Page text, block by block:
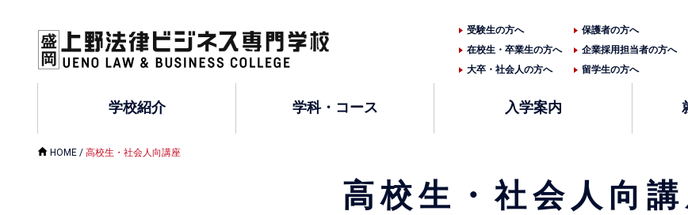
受験生の方へ
保護者の方へ
在校生・卒業生の方へ
企業採用担当者の方へ
大卒・社会人の方へ
留学生の方へ
学校紹介 学科・コース 入学案内
HOME / 高校生・社会人向講座
高校生・社会人向講